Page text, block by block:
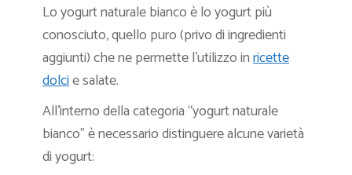
Lo yogurt naturale bianco è lo yogurt più
conosciuto, quello puro (privo di ingredienti
aggiunti) che ne permette l’utilizzo inricette
dolcie salate.
All’interno della categoria “yogurt naturale
bianco” è necessario distinguere alcune varietà
di yogurt: